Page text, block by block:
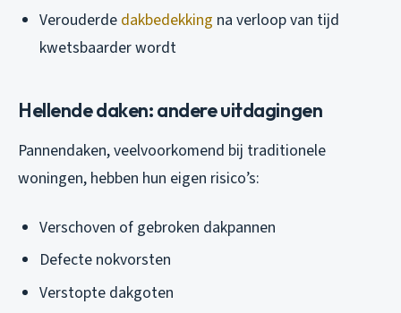
Verouderde dakbedekking na verloop van tijd
kwetsbaarder wordt
Hellende daken: andere uitdagingen
Pannendaken, veelvoorkomend bij traditionele
woningen, hebben hun eigen risico’s:
Verschoven of gebroken dakpannen
Defecte nokvorsten
Verstopte dakgoten